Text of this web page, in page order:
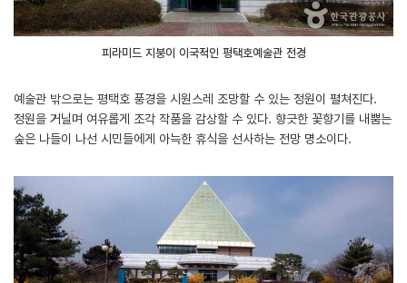
피라미드 지붕이 이국적인 평택호예술관 전경
예술관 밖으로는 평택호 풍경을 시원스레 조망할 수 있는 정원이 펼쳐진다.
정원을 거닐며 여유롭게 조각 작품을 감상할 수 있다. 향긋한 꽃향기를 내뿜는
숲은 나들이 나선 시민들에게 아늑한 휴식을 선사하는 전망 명소이다.